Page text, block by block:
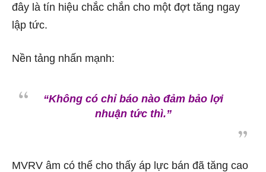
đây là tín hiệu chắc chắn cho một đợt tăng ngay
lập tức.
Nền tảng nhấn mạnh:
“Không có chỉ báo nào đảm bảo lợi
nhuận tức thì.”
MVRV âm có thể cho thấy áp lực bán đã tăng cao